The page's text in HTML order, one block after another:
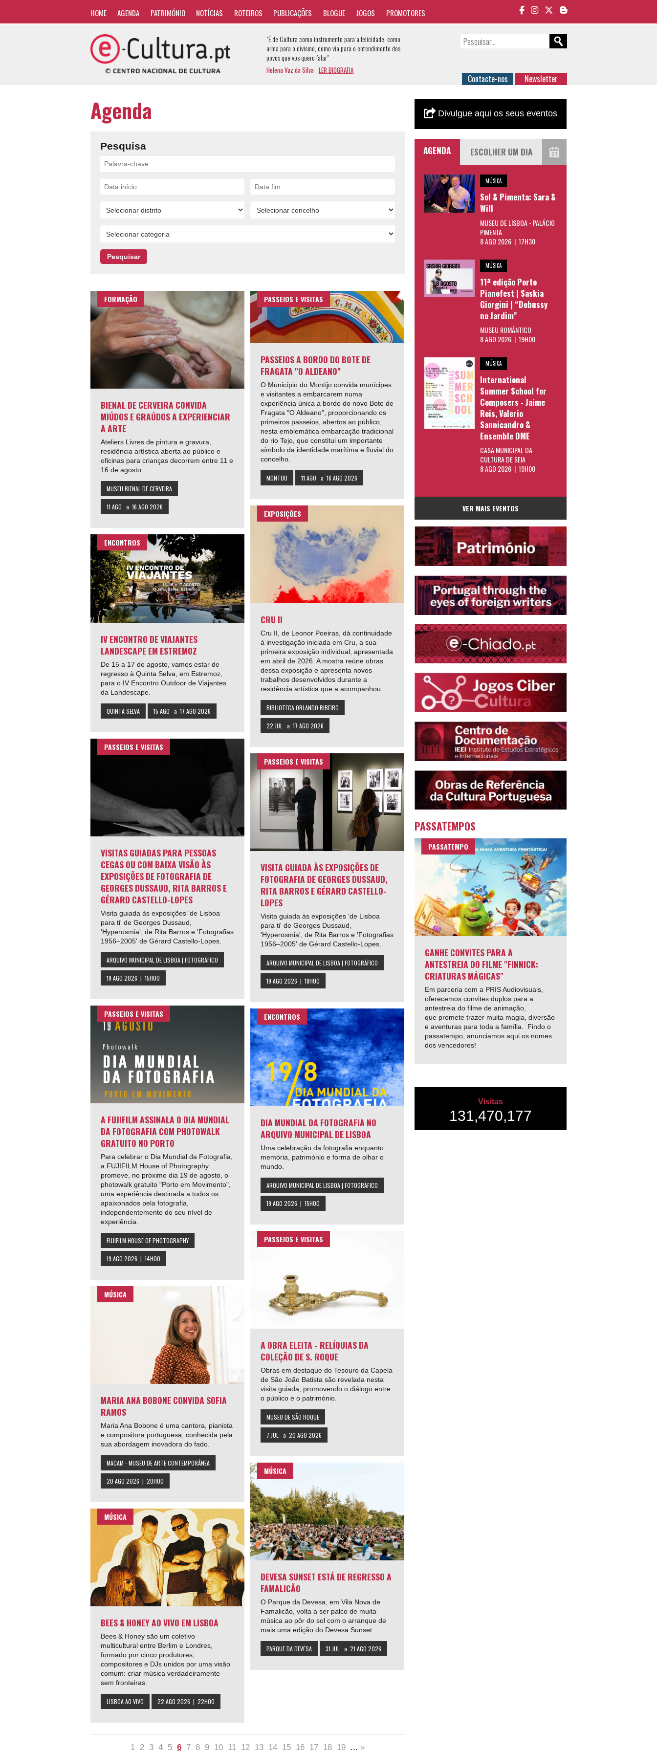
HOME AGENDA PATRIMÓNIO NOTÍCIAS ROTEIROS PUBLICAÇÕES BLOGUE JOGOS PROMOTORES
"É de Cultura como instrumento para a felicidade, como
arma para o civismo, como via para o entendimento dos
povos que vos quero falar"
Helena Vaz da Silva LER BIOGRAFIA
Contacte-nos Newsletter
Agenda
Pesquisa
FORMAÇÃO
BIENAL DE CERVEIRA CONVIDA
MIÚDOS E GRAÚDOS A EXPERIENCIAR
A ARTE
Ateliers Livres de pintura e gravura,
residência artística aberta ao público e
oficinas para crianças decorrem entre 11 e
16 de agosto.
MUSEU BIENAL DE CERVEIRA
11 AGO a 16 AGO 2026
PASSEIOS E VISITAS
PASSEIOS A BORDO DO BOTE DE
FRAGATA "O ALDEANO"
O Município do Montijo convida munícipes
e visitantes a embarcarem numa
experiência única a bordo do novo Bote de
Fragata "O Aldeano", proporcionando os
primeiros passeios, abertos ao público,
nesta emblemática embarcação tradicional
do rio Tejo, que constitui um importante
símbolo da identidade marítima e fluvial do
concelho.
MONTIJO 11 AGO a 16 AGO 2026
EXPOSIÇÕES
CRU II
Cru II, de Leonor Poeiras, dá continuidade
à investigação iniciada em Cru, a sua
primeira exposição individual, apresentada
em abril de 2026. A mostra reúne obras
dessa exposição e apresenta novos
trabalhos desenvolvidos durante a
residência artística que a acompanhou.
BIBLIOTECA ORLANDO RIBEIRO
22 JUL a 17 AGO 2026
ENCONTROS
IV ENCONTRO DE VIAJANTES
LANDESCAPE EM ESTREMOZ
De 15 a 17 de agosto, vamos estar de
regresso à Quinta Selva, em Estremoz,
para o IV Encontro Outdoor de Viajantes
da Landescape.
QUINTA SELVA 15 AGO a 17 AGO 2026
PASSEIOS E VISITAS
VISITAS GUIADAS PARA PESSOAS
CEGAS OU COM BAIXA VISÃO ÀS
EXPOSIÇÕES DE FOTOGRAFIA DE
GEORGES DUSSAUD, RITA BARROS E
GÉRARD CASTELLO-LOPES
Visita guiada às exposições 'de Lisboa
para ti' de Georges Dussaud,
'Hyperosmia', de Rita Barros e 'Fotografias
1956–2005' de Gérard Castello-Lopes.
ARQUIVO MUNICIPAL DE LISBOA | FOTOGRÁFICO
19 AGO 2026 | 15H00
PASSEIOS E VISITAS
VISITA GUIADA ÀS EXPOSIÇÕES DE
FOTOGRAFIA DE GEORGES DUSSAUD,
RITA BARROS E GÉRARD CASTELLO-
LOPES
Visita guiada às exposições 'de Lisboa
para ti' de Georges Dussaud,
'Hyperosmia', de Rita Barros e 'Fotografias
1956–2005' de Gérard Castello-Lopes.
ARQUIVO MUNICIPAL DE LISBOA | FOTOGRÁFICO
19 AGO 2026 | 18H00
PASSEIOS E VISITAS
A FUJIFILM ASSINALA O DIA MUNDIAL
DA FOTOGRAFIA COM PHOTOWALK
GRATUITO NO PORTO
Para celebrar o Dia Mundial da Fotografia,
a FUJIFILM House of Photography
promove, no próximo dia 19 de agosto, o
photowalk gratuito "Porto em Movimento",
uma experiência destinada a todos os
apaixonados pela fotografia,
independentemente do seu nível de
experiência.
FUJIFILM HOUSE OF PHOTOGRAPHY
19 AGO 2026 | 14H00
ENCONTROS
DIA MUNDIAL DA FOTOGRAFIA NO
ARQUIVO MUNICIPAL DE LISBOA
Uma celebração da fotografia enquanto
memória, património e forma de olhar o
mundo.
ARQUIVO MUNICIPAL DE LISBOA | FOTOGRÁFICO
19 AGO 2026 | 15H00
PASSEIOS E VISITAS
A OBRA ELEITA - RELÍQUIAS DA
COLEÇÃO DE S. ROQUE
Obras em destaque do Tesouro da Capela
de São João Batista são revelada nesta
visita guiada, promovendo o diálogo entre
o público e o património.
MUSEU DE SÃO ROQUE
7 JUL a 20 AGO 2026
MÚSICA
MARIA ANA BOBONE CONVIDA SOFIA
RAMOS
Maria Ana Bobone é uma cantora, pianista
e compositora portuguesa, conhecida pela
sua abordagem inovadora do fado.
MACAM - MUSEU DE ARTE CONTEMPORÂNEA
20 AGO 2026 | 20H00
MÚSICA
DEVESA SUNSET ESTÁ DE REGRESSO A
FAMALICÃO
O Parque da Devesa, em Vila Nova de
Famalicão, volta a ser palco de muita
música ao pôr do sol com o arranque de
mais uma edição do Devesa Sunset.
PARQUE DA DEVESA 31 JUL a 21 AGO 2026
MÚSICA
BEES & HONEY AO VIVO EM LISBOA
Bees & Honey são um coletivo
multicultural entre Berlim e Londres,
formado por cinco produtores,
compositores e DJs unidos por uma visão
comum: criar música verdadeiramente
sem fronteiras.
LISBOA AO VIVO 22 AGO 2026 | 22H00
1 2 3 4 5 6 7 8 9 10 11 12 13 14 15 16 17 18 19... »
Divulgue aqui os seus eventos
AGENDA
MÚSICA
Sol & Pimenta: Sara &
Will
MUSEU DE LISBOA - PALÁCIO
PIMENTA
8 AGO 2026 | 17H30
MÚSICA
11ª edição Porto
Pianofest | Saskia
Giorgini | “Debussy
no Jardim”
MUSEU ROMÂNTICO
8 AGO 2026 | 19H00
MÚSICA
International
Summer School for
Composers - Jaime
Reis, Valerio
Sannicandro &
Ensemble DME
CASA MUNICIPAL DA
CULTURA DE SEIA
8 AGO 2026 | 19H00
VER MAIS EVENTOS
PASSATEMPOS
PASSATEMPO
GANHE CONVITES PARA A
ANTESTREIA DO FILME "FINNICK:
CRIATURAS MÁGICAS"
Em parceria com a PRIS Audiovisuais,
oferecemos convites duplos para a
antestreia do filme de animação,
que promete trazer muita magia, diversão
e aventuras para toda a família. Findo o
passatempo, anunciamos aqui os nomes
dos vencedores!
Visitas
131,470,177